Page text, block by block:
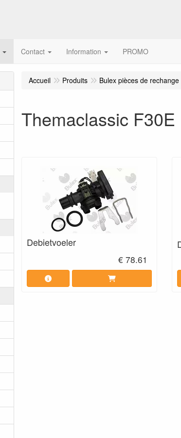
Contact Information PROMO
Accueil Produits Bulex pièces de rechange
Themaclassic F30E
Debietvoeler
€ 78.61